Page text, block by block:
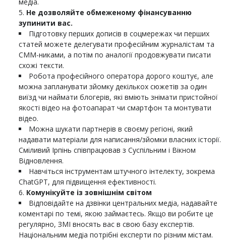
Не дозволяйте обмеженому фінансуванню
зупинити вас.
Підготовку перших дописів в соцмережах чи перших
статей можете делегувати професійним журналістам та
СММ-никами, а потім по аналогії продовжувати писати
схожі тексти.
Робота професійного оператора дорого коштує, але
можна запланувати зйомку декількох сюжетів за один
виїзд чи наймати блогерів, які вміють знімати пристойної
якості відео на фотоапарат чи смартфон та монтувати
відео.
Можна шукати партнерів в своєму регіоні, який
надавати матеріали для написання/зйомки власних історії.
Сміливий Ірпінь співпрацював з Суспільним і Вікном
Відновлення.
Навчіться інструментам штучного інтелекту, зокрема
ChatGPT, для підвищення ефективності.
Комунікуйте із зовнішнім світом
Відповідайте на дзвінки центральних медіа, надавайте
коментарі по темі, якою займаєтесь. Якщо ви робите це
регулярно, ЗМІ вносять вас в свою базу експертів.
Національним медіа потрібні експерти по різним містам.